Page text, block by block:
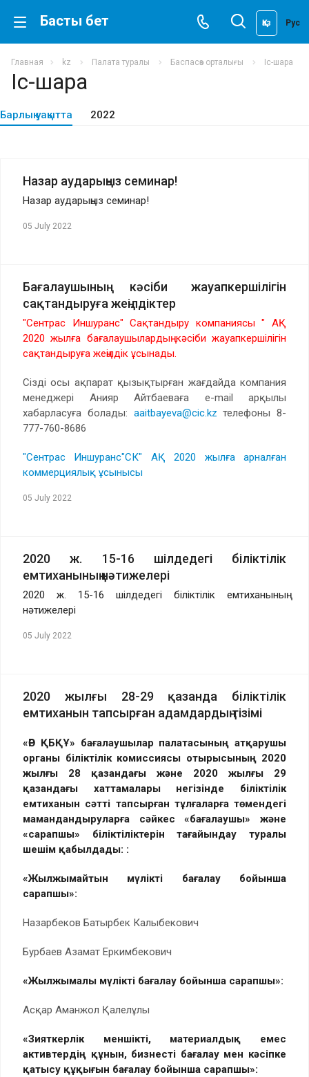
Басты бет Қаз Рус
Главная kz Палата туралы Баспасөз орталығы Іс-шара
Іс-шара
Барлық уақытта 2022
Назар аударыңыз семинар!
Назар аударыңыз семинар!
05 July 2022
Бағалаушының кәсіби жауапкершілігін
сақтандыруға жеңілдіктер
"Сентрас Иншуранс" Сақтандыру компаниясы " АҚ
2020 жылға бағалаушылардың кәсіби жауапкершілігін
сақтандыруға жеңілдік ұсынады.
Сізді осы ақпарат қызықтырған жағдайда компания
менеджері Анияр Айтбаеваға e-mail арқылы
хабарласуға болады: aaitbayeva@cic.kz телефоны 8-
777-760-8686
"Сентрас Иншуранс"СК" АҚ 2020 жылға арналған
коммерциялық ұсынысы
05 July 2022
2020 ж. 15-16 шілдедегі біліктілік
емтиханының нәтижелері
2020 ж. 15-16 шілдедегі біліктілік емтиханының
нәтижелері
05 July 2022
2020 жылғы 28-29 қазанда біліктілік
емтиханын тапсырған адамдардың тізімі
«ӨР ҚБҚҰ» бағалаушылар палатасының атқарушы
органы біліктілік комиссиясы отырысының 2020
жылғы 28 қазандағы және 2020 жылғы 29
қазандағы хаттамалары негізінде біліктілік
емтиханын сәтті тапсырған тұлғаларға төмендегі
мамандандыруларға сәйкес «бағалаушы» және
«сарапшы» біліктіліктерін тағайындау туралы
шешім қабылдады: :
«Жылжымайтын мүлікті бағалау бойынша
сарапшы»:
Назарбеков Батырбек Калыбекович
Бурбаев Азамат Еркимбекович
«Жылжымалы мүлікті бағалау бойынша сарапшы»:
Асқар Аманжол Қалелұлы
«Зияткерлік меншікті, материалдық емес
активтердің құнын, бизнесті бағалау мен кәсіпке
қатысу құқығын бағалау бойынша сарапшы»: